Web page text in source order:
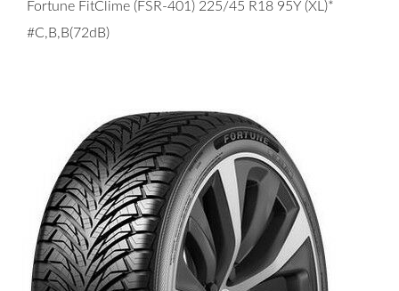
Dodávkové + malé úžitkové
Osobné/crossover + malé úžitkové
SUV/crossover + OFFRoad-ové
Dodávkové + malé úžitkové
Celoročné pneumatiky
Fortune FitClime (FSR-401) 225/45 R18 95Y (XL)*
#C,B,B(72dB)